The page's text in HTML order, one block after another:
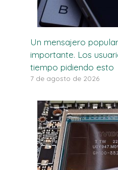
Un mensajero
importante. Los
tiempo pidiendo esto
7 de agosto de 2026